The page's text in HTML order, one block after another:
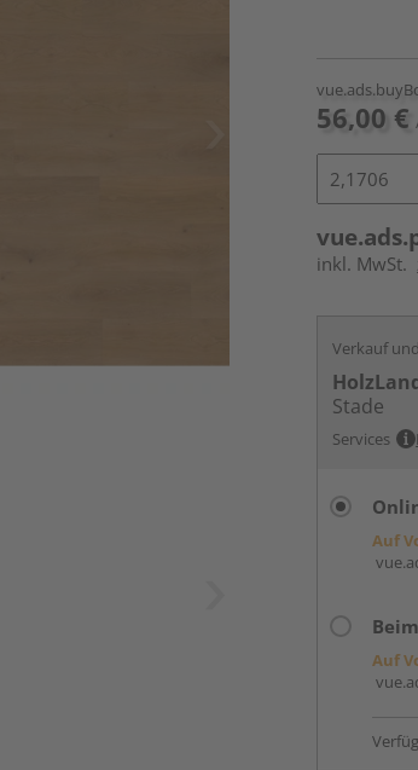
56,00 €
inkl. MwSt.
Verkauf
Stade
Services
Auf
Auf